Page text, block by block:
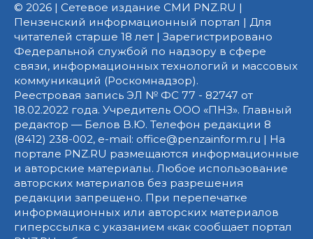
© 2026 | Сетевое издание СМИ PNZ.RU |
Пензенский информационный портал | Для
читателей старше 18 лет | Зарегистрировано
Федеральной службой по надзору в сфере
связи, информационных технологий и массовых
коммуникаций (Роскомнадзор).
Реестровая запись ЭЛ № ФС 77 - 82747 от
18.02.2022 года. Учредитель ООО «ПНЗ». Главный
редактор — Белов В.Ю. Телефон редакции 8
(8412) 238-002, e-mail: office@penzainform.ru | На
портале PNZ.RU размещаются информационные
и авторские материалы. Любое использование
авторских материалов без разрешения
редакции запрещено. При перепечатке
информационных или авторских материалов
гиперссылка с указанием «как сообщает портал